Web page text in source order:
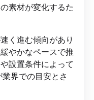
素材が変化するた
く進む傾向があり
やかなペースで推
設置条件によって
業界での目安とさ